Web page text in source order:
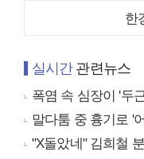
한
실시간관련뉴스
폭염 속 심장이 '두
말다툼 중 흉기로 '
"X돌았네" 김희철